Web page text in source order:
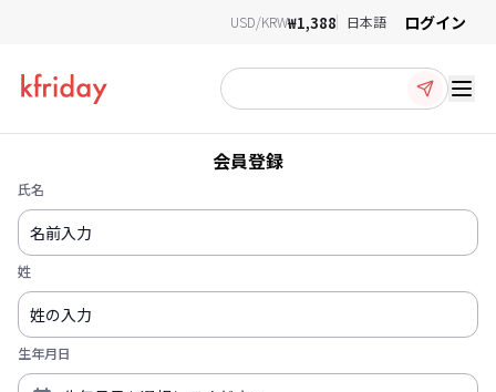
USD/KRW₩1,388 日本語 ログイン
会員登録
氏名
姓
生年月日